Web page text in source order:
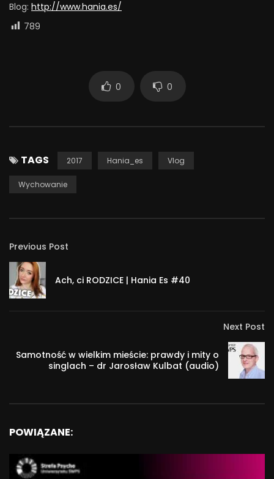
Blog: http://www.hania.es/
789
0 0
TAGS 2017 Hania_es Vlog
Wychowanie
Previous Post
Ach, ci RODZICE | Hania Es #40
Next Post
Samotność w wielkim mieście: prawdy i mity o
singlach – dr Jarosław Kulbat (audio)
POWIĄZANE: